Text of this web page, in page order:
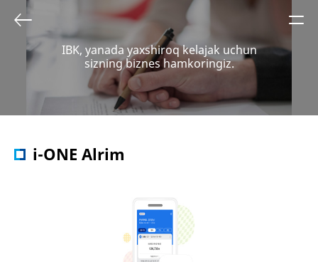
IBK, yanada yaxshiroq kelajak uchun
sizning biznes hamkoringiz.
i-ONE Alrim